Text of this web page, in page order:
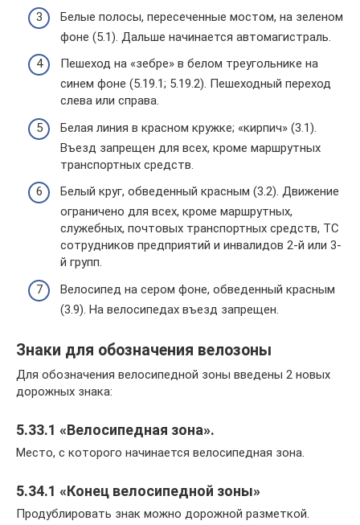
Белые полосы, пересеченные мостом, на зеленом
фоне (5.1). Дальше начинается автомагистраль.
Пешеход на «зебре» в белом треугольнике на
синем фоне (5.19.1; 5.19.2). Пешеходный переход
слева или справа.
Белая линия в красном кружке; «кирпич» (3.1).
Въезд запрещен для всех, кроме маршрутных
транспортных средств.
Белый круг, обведенный красным (3.2). Движение
ограничено для всех, кроме маршрутных,
служебных, почтовых транспортных средств, ТС
сотрудников предприятий и инвалидов 2-й или 3-
й групп.
Велосипед на сером фоне, обведенный красным
(3.9). На велосипедах въезд запрещен.
Знаки для обозначения велозоны
Для обозначения велосипедной зоны введены 2 новых
дорожных знака:
5.33.1 «Велосипедная зона».
Место, с которого начинается велосипедная зона.
5.34.1 «Конец велосипедной зоны»
Продублировать знак можно дорожной разметкой.